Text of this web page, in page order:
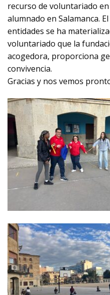
recurso de voluntariado
alumnado en Salamanca.
entidades se ha
voluntariado que la
acogedora, proporciona
convivencia.
Gracias y nos vemos